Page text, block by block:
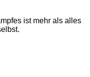
ist mehr als alles